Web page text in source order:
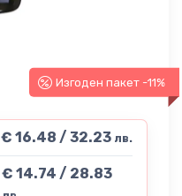
Изгоден пакет -11%
€ 16.48 / 32.23 лв.
€ 14.74 / 28.83